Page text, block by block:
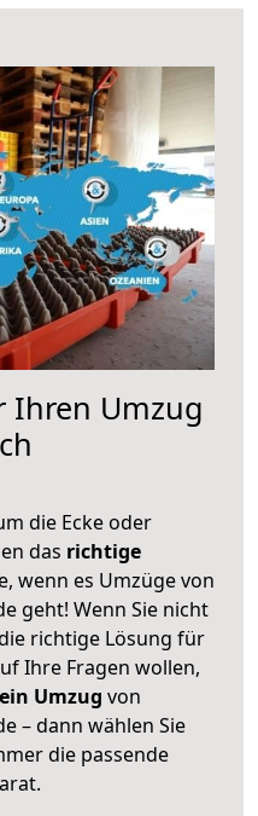
Ihren Umzug
die Ecke oder
das richtige
wenn es Umzüge von
geht! Wenn Sie nicht
richtige Lösung für
Ihre Fragen wollen,
Umzug von
– dann wählen Sie
die passende